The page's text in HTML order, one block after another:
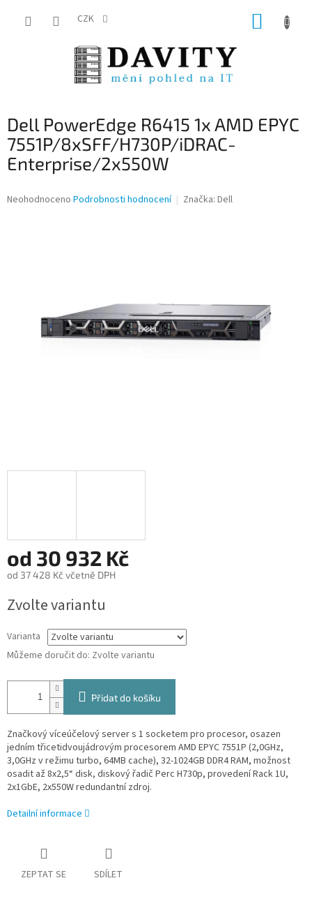
CZK
Dell PowerEdge R6415 1x AMD EPYC
7551P/8xSFF/H730P/iDRAC-
Enterprise/2x550W
Průměrné
Neohodnoceno Podrobnosti hodnocení Značka: Dell
od 30 932 Kč
od 37 428 Kč včetně DPH
cena:
Zvolte variantu
Varianta
Můžeme doručit do: Zvolte variantu
Přidat do košíku
Značkový víceúčelový server s 1 socketem pro procesor, osazen
jedním třicetidvoujádrovým procesorem AMD EPYC 7551P (2,0GHz,
3,0GHz v režimu turbo, 64MB cache), 32-1024GB DDR4 RAM, možnost
osadit až 8x2,5“ disk, diskový řadič Perc H730p, provedení Rack 1U,
2x1GbE, 2x550W redundantní zdroj.
Detailní informace
ZEPTAT SE SDÍLET